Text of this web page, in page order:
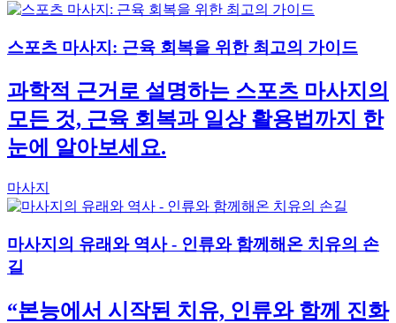
스포츠 마사지: 근육 회복을 위한 최고의 가이드
과학적 근거로 설명하는 스포츠 마사지의
모든 것, 근육 회복과 일상 활용법까지 한
눈에 알아보세요.
마사지
마사지의 유래와 역사 - 인류와 함께해온 치유의 손
길
“본능에서 시작된 치유, 인류와 함께 진화